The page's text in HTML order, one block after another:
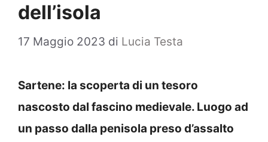
dell’isola
17 Maggio 2023 di Lucia Testa
Sartene: la scoperta di un tesoro
nascosto dal fascino medievale. Luogo ad
un passo dalla penisola preso d’assalto